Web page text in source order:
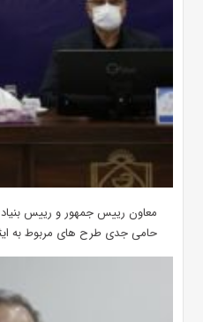
معاون رییس جمهور و رییس
حامی جدی طرح های مربوط به